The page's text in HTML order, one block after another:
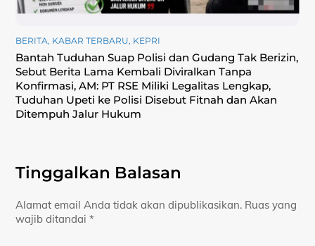
BERITA, KABAR TERBARU, KEPRI
Bantah Tuduhan Suap Polisi dan Gudang Tak Berizin,
Sebut Berita Lama Kembali Diviralkan Tanpa
Konfirmasi, ‎AM: PT RSE Miliki Legalitas Lengkap,
Tuduhan Upeti ke Polisi Disebut Fitnah dan Akan
Ditempuh Jalur Hukum
Tinggalkan Balasan
Alamat email Anda tidak akan dipublikasikan. Ruas yang
wajib ditandai*